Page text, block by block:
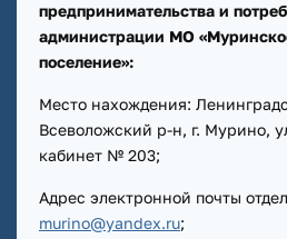
предпринимательства и
администрации МО
поселение»:
Место нахождения:
Всеволожский р-н, г. Мурино,
кабинет № 203;
Адрес электронной почты
murino@yandex.ru;